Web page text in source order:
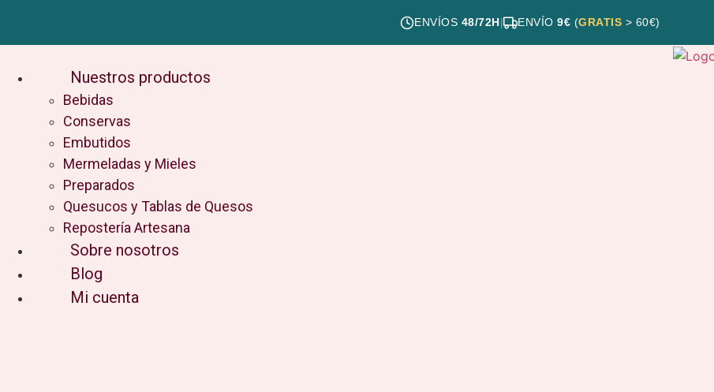
contenido
ENVÍOS 48/72H| ENVÍO9€ (GRATIS > 60€)
Nuestros productos
Bebidas
Conservas
Embutidos
Mermeladas y Mieles
Preparados
Quesucos y Tablas de Quesos
Repostería Artesana
Sobre nosotros
Blog
Mi cuenta